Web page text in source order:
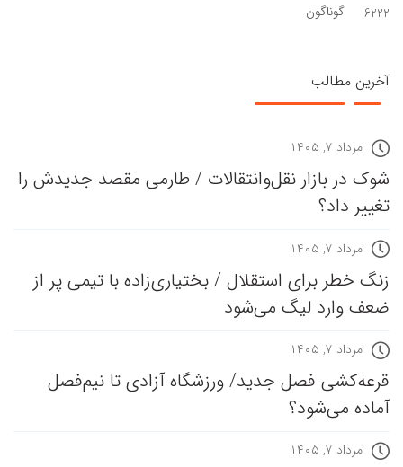
6222
گوناگون
آخرین مطالب
مرداد ۷, ۱۴۰۵
شوک در بازار نقل‌وانتقالات / طارمی مقصد جدیدش را
تغییر داد؟
مرداد ۷, ۱۴۰۵
زنگ خطر برای استقلال / بختیاری‌زاده با تیمی پر از
ضعف وارد لیگ می‌شود
مرداد ۷, ۱۴۰۵
قرعه‎‌کشی فصل جدید/ ورزشگاه آزادی تا نیم‌فصل
آماده می‌شود؟
مرداد ۷, ۱۴۰۵